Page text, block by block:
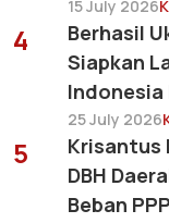
15 July 2026
4
Berhasil
Siapkan
Indonesia
25 July 2026
5
Krisantus
DBH
Beban